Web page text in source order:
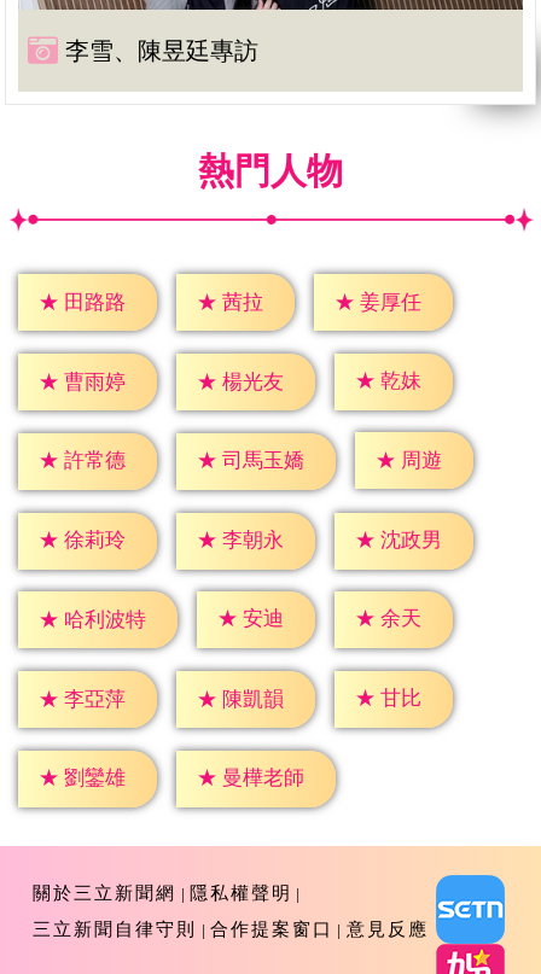
李雪、陳昱廷專訪
熱門人物
★ 田路路 ★ 茜拉 ★ 姜厚任
★ 曹雨婷 ★ 楊光友 ★ 乾妹
★ 許常德 ★ 司馬玉嬌 ★ 周遊
★ 徐莉玲 ★ 李朝永 ★ 沈政男
★ 哈利波特 ★ 安迪 ★ 余天
★ 李亞萍 ★ 陳凱韻 ★ 甘比
★ 劉鑾雄 ★ 曼樺老師
關於三立新聞網
隱私權聲明
三立新聞自律守則
合作提案窗口 意見反應